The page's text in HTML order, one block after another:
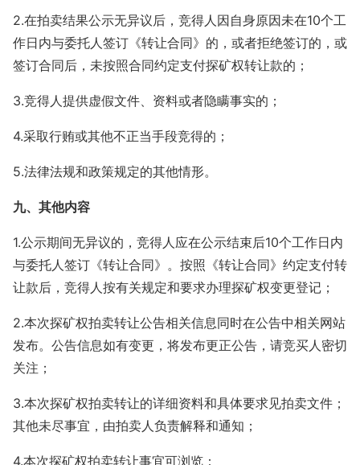
2.在拍卖结果公示无异议后，竞得人因自身原因未在10个工
作日内与委托人签订《转让合同》的，或者拒绝签订的，或
签订合同后，未按照合同约定支付探矿权转让款的；
3.竞得人提供虚假文件、资料或者隐瞒事实的；
4.采取行贿或其他不正当手段竞得的；
5.法律法规和政策规定的其他情形。
九、其他内容
1.公示期间无异议的，竞得人应在公示结束后10个工作日内
与委托人签订《转让合同》。按照《转让合同》约定支付转
让款后，竞得人按有关规定和要求办理探矿权变更登记；
2.本次探矿权拍卖转让公告相关信息同时在公告中相关网站
发布。公告信息如有变更，将发布更正公告，请竞买人密切
关注；
3.本次探矿权拍卖转让的详细资料和具体要求见拍卖文件；
其他未尽事宜，由拍卖人负责解释和通知；
4.本次探矿权拍卖转让事宜可浏览：